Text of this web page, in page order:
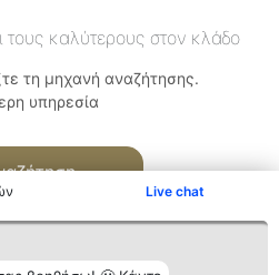
Live chat
τους καλύτερους στον κλάδο
τη μηχανή αναζήτησης.
υπηρεσία